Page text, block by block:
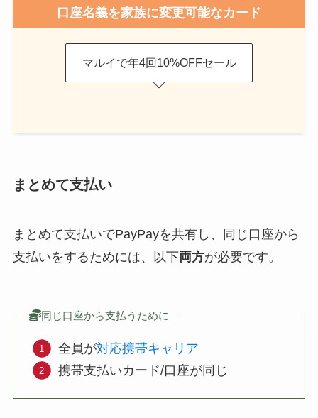
口座名義を家族に変更可能なカード
マルイで年4回10%OFFセール
まとめて支払い
まとめて支払いでPayPayを共有し、同じ口座から
支払いをするためには、以下両方が必要です。
同じ口座から支払うために
全員が対応携帯キャリア
携帯支払いカード/口座が同じ